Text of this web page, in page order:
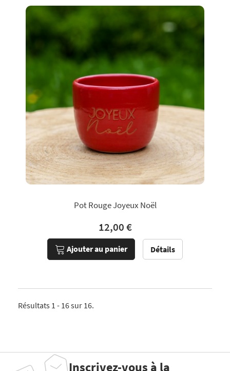
Pot Rouge Joyeux Noël
12,00 €
Ajouter au panier Détails
Résultats 1 - 16 sur 16.
Inscrivez-vous à la